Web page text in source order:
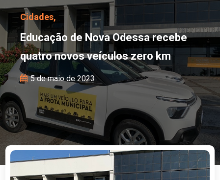
Cidades,
Educação de Nova Odessa recebe
quatro novos veículos zero km
5 de maio de 2023